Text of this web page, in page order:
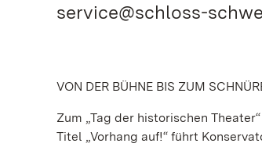
service@schloss-
VON DER BÜHNE BIS ZUM
Zum „Tag der historischen
Titel „Vorhang auf!“ führt